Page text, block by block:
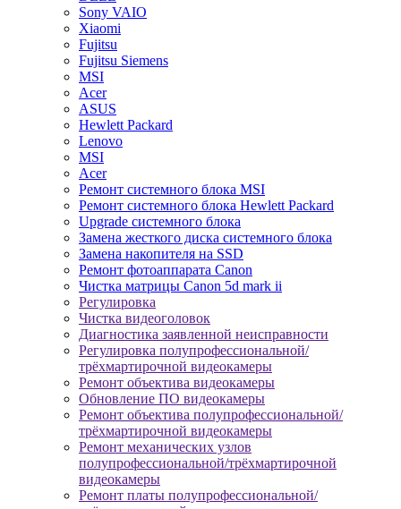
Sony VAIO
Xiaomi
Fujitsu
Fujitsu Siemens
MSI
Acer
ASUS
Hewlett Packard
Lenovo
MSI
Acer
Ремонт системного блока MSI
Ремонт системного блока Hewlett Packard
Upgrade системного блока
Замена жесткого диска системного блока
Замена накопителя на SSD
Ремонт фотоаппарата Canon
Чистка матрицы Canon 5d mark ii
Регулировка
Чистка видеоголовок
Диагностика заявленной неисправности
Регулировка полупрофессиональной/
трёхмартирочной видеокамеры
Ремонт объектива видеокамеры
Обновление ПО видеокамеры
Ремонт объектива полупрофессиональной/
трёхмартирочной видеокамеры
Ремонт механических узлов
полупрофессиональной/трёхмартирочной
видеокамеры
Ремонт платы полупрофессиональной/